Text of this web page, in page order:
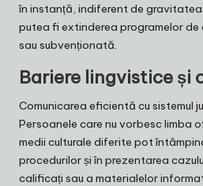
în instanță, indiferent de gravitatea
putea fi extinderea programelor
sau subvenționată.
Bariere lingvistice și
Comunicarea eficientă cu sistemul
Persoanele care nu vorbesc limba
medii culturale diferite pot
procedurilor și în prezentarea
calificați sau a materialelor